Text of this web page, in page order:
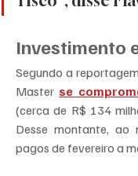
Investimento
Segundo a
Master se
(cerca de R$ 134
Desse montante, ao
pagos de fevereiro a